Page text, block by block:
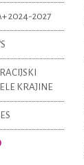
2024-2027
KRAJINE